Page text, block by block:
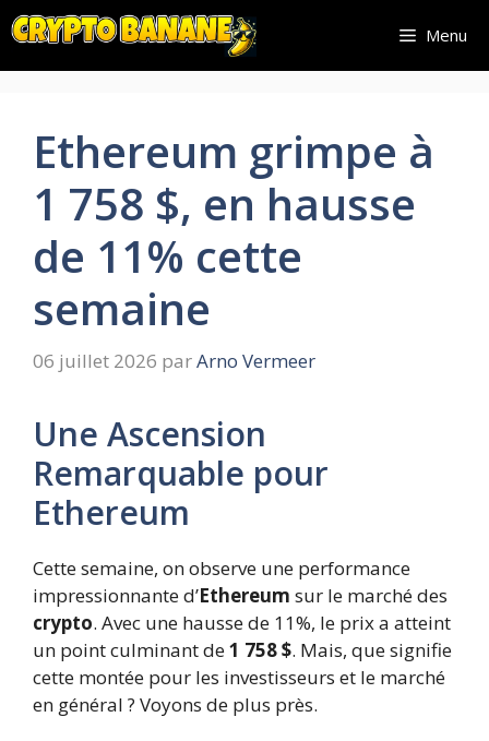
Aller
au
contenu
Menu
Ethereum grimpe à
1 758 $, en hausse
de 11% cette
semaine
06 juillet 2026 parArno Vermeer
Une Ascension
Remarquable pour
Ethereum
Cette semaine, on observe une performance
impressionnante d’Ethereum sur le marché des
crypto. Avec une hausse de 11%, le prix a atteint
un point culminant de1 758 $. Mais, que signifie
cette montée pour les investisseurs et le marché
en général ? Voyons de plus près.